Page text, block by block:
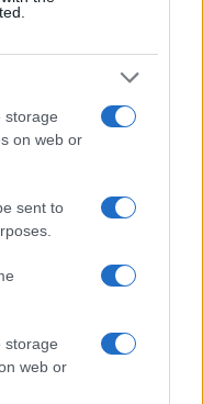
storage
on web or
sent to
storage
web or